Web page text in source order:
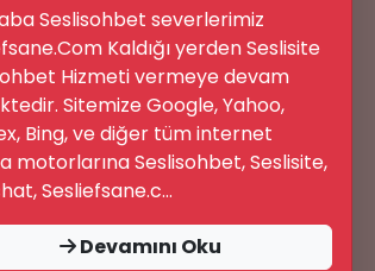
Seslisohbet severlerimiz
Kaldığı yerden Seslisite
Hizmeti vermeye devam
Sitemize Google, Yahoo,
Bing, ve diğer tüm internet
motorlarına Seslisohbet, Seslisite,
Sesliefsane.c...
Devamını Oku